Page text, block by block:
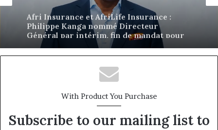
Afri Insurance et AfriLife Insurance :
Philippe Kanga nommé Directeur
Général par intérim, fin de mandat pour
Norbert Ngniwake
With Product You Purchase
Subscribe to our mailing list to